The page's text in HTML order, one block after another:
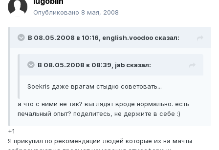
Опубликовано 8 мая, 2008
В 08.05.2008 в 10:16, english.voodoo сказал:
В 08.05.2008 в 08:39, jab сказал:
Soekris даже врагам стыдно советовать...
а что с ними не так? выглядят вроде нормально. есть
печальный опыт? поделитесь, не держите в себе :)
+1
Я прикупил по рекомендации людей которые их на мачты